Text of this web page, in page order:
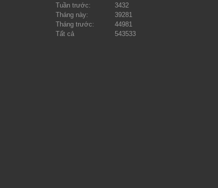
Tuần trước:
3432
Tháng này:
39281
Tháng trước:
44981
Tất cả
543533